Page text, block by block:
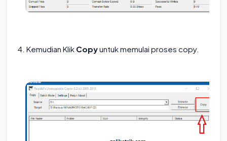
4. Kemudian Klik Copyuntuk memulai proses copy.